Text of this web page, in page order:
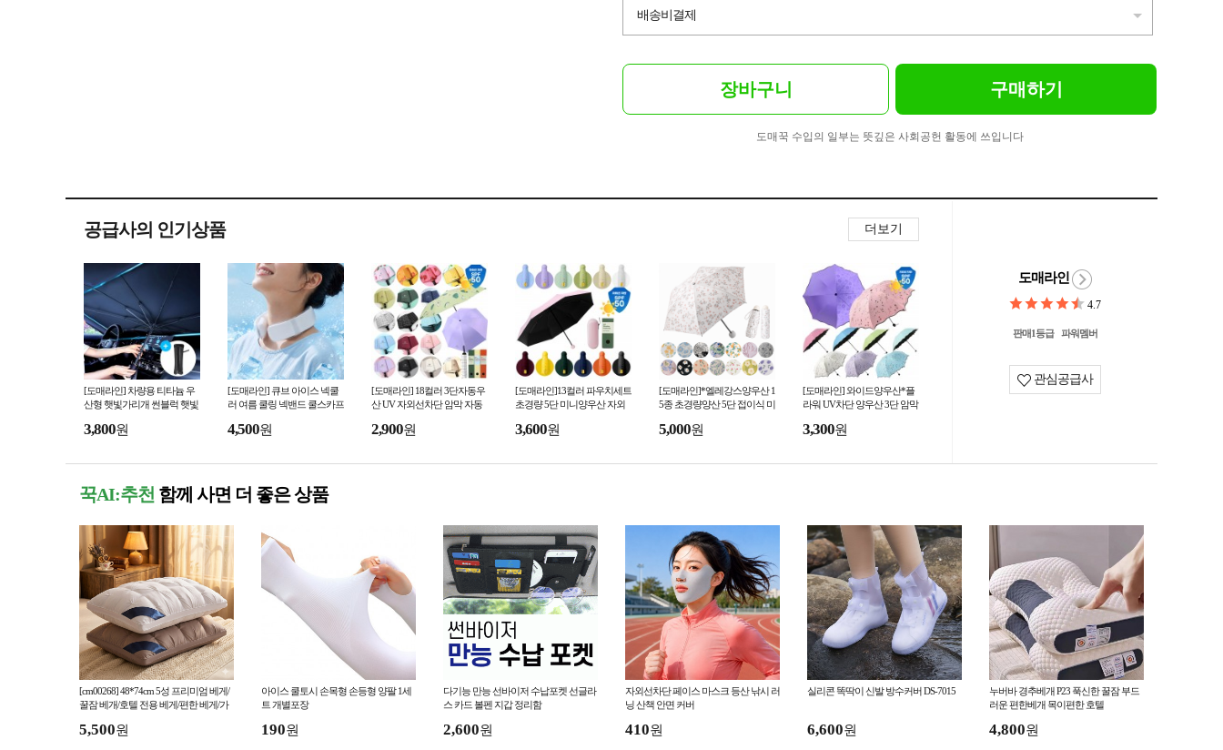
배송비결제
장바구니 구매하기
도매꾹 수입의 일부는 뜻깊은 사회공헌 활동에 쓰입니다
공급사의 인기상품 더보기
[도매라인] 차량용 티타늄 우
산형 햇빛가리개 썬블럭 햇빛
차 쿨링용품
3,800원
[도매라인] 큐브 아이스 넥쿨
러 여름 쿨링 넥밴드 쿨스카프
박스
4,500원
[도매라인] 18컬러 3단자동우
산 UV 자외선차단 암막 자동
식우산 선물박스
2,900원
[도매라인]13컬러 파우치세트
초경량 5단 미니양우산 자외
접이식 양산 양우산
3,600원
[도매라인]*엘레강스양우산 1
5종 초경량양산 5단 접이식 미
자외선차단 UV차단
5,000원
[도매라인] 와이드양우산*플
라워 UV차단 양우산 3단 암막
늬양산
3,300원
도매라인
4.7
판매1등급 파워멤버
관심공급사
꾹AI:추천 함께 사면 더 좋은 상품
[cm00268] 48*74cm 5성 프리미엄 베게/
꿀잠 베개/호텔 전용 베게/편한 베게/가
5,500원
아이스 쿨토시 손목형 손등형 양팔 1세
트 개별포장
190원
다기능 만능 선바이저 수납포켓 선글라
스 카드 볼펜 지갑 정리함
2,600원
자외선차단 페이스 마스크 등산 낚시 러
닝 산책 안면 커버
410원
실리콘 똑딱이 신발 방수커버 DS-7015
6,600원
누버바 경추베개 P23 푹신한 꿀잠 부드
러운 편한베개 목이편한 호텔
4,800원